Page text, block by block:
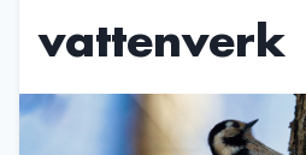
vattenverk